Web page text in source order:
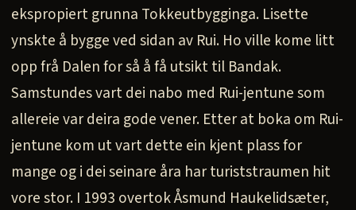
ekspropiert grunna Tokkeutbygginga. Lisette
ynskte å bygge ved sidan av Rui. Ho ville kome litt
opp frå Dalen for så å få utsikt til Bandak.
Samstundes vart dei nabo med Rui-jentune som
allereie var deira gode vener. Etter at boka om Rui-
jentune kom ut vart dette ein kjent plass for
mange og i dei seinare åra har turiststraumen hit
vore stor. I 1993 overtok Åsmund Haukelidsæter,